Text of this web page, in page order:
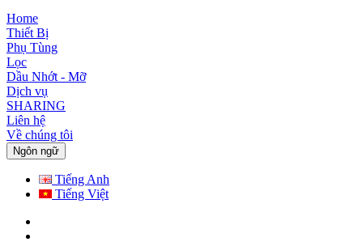
Home
Thiết Bị
Phụ Tùng
Lọc
Dầu Nhớt - Mỡ
Dịch vụ
SHARING
Liên hệ
Về chúng tôi
Ngôn ngữ
Tiếng Anh
Tiếng Việt